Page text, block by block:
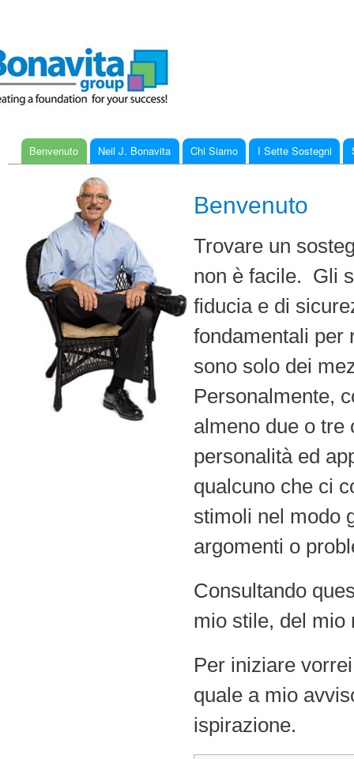
Benvenuto Neil J. Bonavita Chi Siamo I Sette Sostegni
Benvenuto
Trovare un
non è facile. Gli
fiducia e di
fondamentali per
sono solo dei
Personalmente,
almeno due o tre
personalità ed
qualcuno che ci
stimoli nel modo
argomenti o
Consultando
mio stile, del mio
Per iniziare
quale a mio
ispirazione.